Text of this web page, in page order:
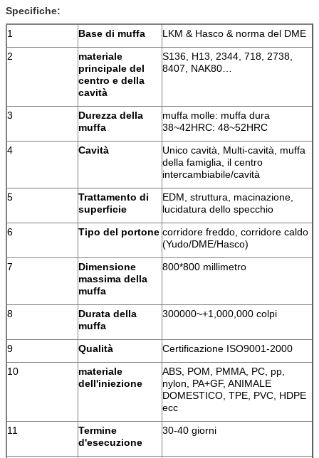
Specifiche:
1
Base di muffa
LKM & Hasco & norma del DME
2
materiale
principale del
centro e della
cavità
S136, H13, 2344, 718, 2738,
8407, NAK80…
3
Durezza della
muffa
muffa molle: muffa dura
38~42HRC: 48~52HRC
4
Cavità
Unico cavità, Multi-cavità, muffa
della famiglia, il centro
intercambiabile/cavità
5
Trattamento di
superficie
EDM, struttura, macinazione,
lucidatura dello specchio
6
Tipo del portone corridore freddo, corridore caldo
(Yudo/DME/Hasco)
7
Dimensione
massima della
muffa
800*800 millimetro
8
Durata della
muffa
300000~+1,000,000 colpi
9 Qualità
Certificazione ISO9001-2000
10
materiale
dell'iniezione
ABS, POM, PMMA, PC, pp,
nylon, PA+GF, ANIMALE
DOMESTICO, TPE, PVC, HDPE
ecc
11
Termine
d'esecuzione
30-40 giorni